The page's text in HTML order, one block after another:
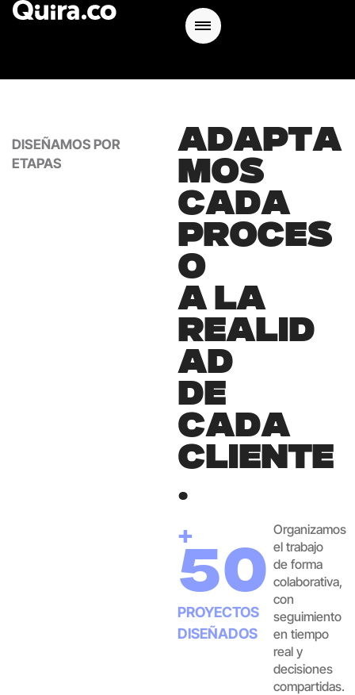
DISEÑAMOS POR
ETAPAS
ADAPTA
MOS
CADA
PROCES
O
A LA
REALID
AD
DE
CADA
CLIENTE
.
+
50
PROYECTOS
DISEÑADOS
Organizamos
el trabajo
de forma
colaborativa,
con
seguimiento
en tiempo
real y
decisiones
compartidas.